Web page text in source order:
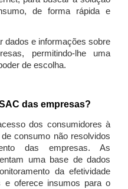
de forma rápida e
dados e informações sobre
permitindo-lhe uma
de escolha.
das empresas?
dos consumidores à
consumo não resolvidos
das empresas. As
uma base de dados
da efetividade
e oferece insumos para o